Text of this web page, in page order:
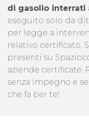
di gasolio interrati
eseguito solo da
per legge a
relativo certificato.
presenti su
aziende certificate.
senza impegno e
che fa per te!